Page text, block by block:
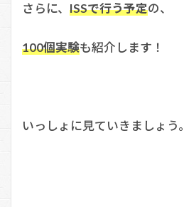
さらに、 ISSで行う予定の、
100個実験も紹介します！
いっしょに見ていきましょう。